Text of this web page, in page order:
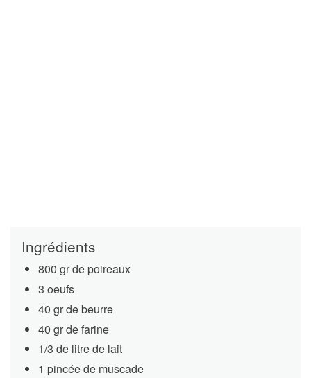
Ingrédients
800 gr de poireaux
3 oeufs
40 gr de beurre
40 gr de farine
1/3 de litre de lait
1 pincée de muscade